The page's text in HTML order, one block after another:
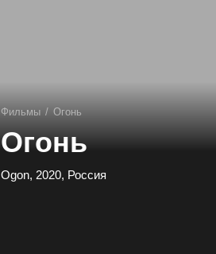
Фильмы / Огонь
Огонь
Ogon, 2020, Россия